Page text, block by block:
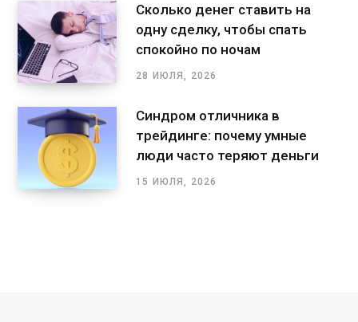
Сколько денег ставить на
одну сделку, чтобы спать
спокойно по ночам
28 ИЮЛЯ, 2026
Синдром отличника в
трейдинге: почему умные
люди часто теряют деньги
15 ИЮЛЯ, 2026